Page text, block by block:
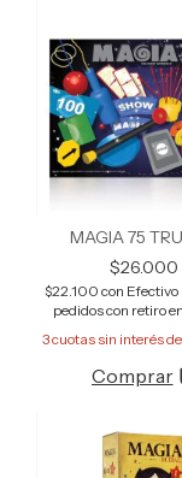
MAGIA 75
$26.000
$22.100 con Efectivo
pedidos con retiro
3cuotas sin interés de